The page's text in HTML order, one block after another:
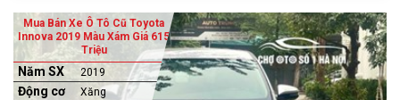
Mua Bán Xe Ô Tô Cũ Toyota
Innova 2019 Màu Xám Giá 615
Triệu
Năm SX 2019
Động cơ Xăng